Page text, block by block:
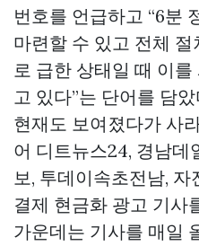
번호를 언급하고 “6분
마련할 수 있고 전체
로 급한 상태일 때 이
고 있다”는 단어를 담
현재도 보여졌다가 사
어 디트뉴스24, 경남데
보, 투데이속초전남, 자
결제 현금화 광고 기사
가운데는 기사를 매일